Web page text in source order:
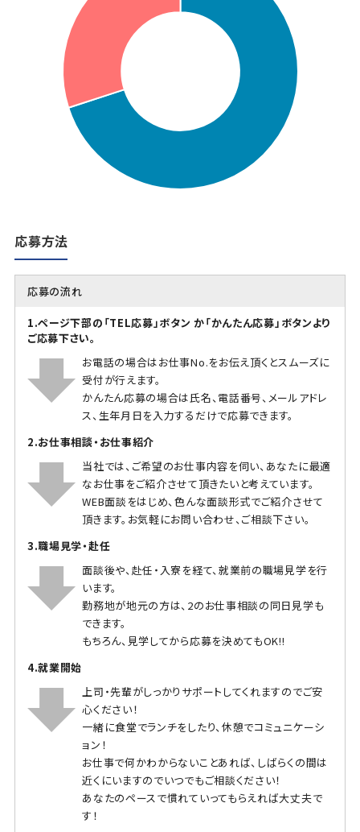
応募方法
応募の流れ
1.ページ下部の「TEL応募」ボタン か「かんたん応募」ボタンより
ご応募下さい。
お電話の場合はお仕事No.をお伝え頂くとスムーズに
受付が行えます。
かんたん応募の場合は氏名、電話番号、メールアドレ
ス、生年月日を入力するだけで応募できます。
2.お仕事相談・お仕事紹介
当社では、ご希望のお仕事内容を伺い、あなたに最適
なお仕事をご紹介させて頂きたいと考えています。
WEB面談をはじめ、色んな面談形式でご紹介させて
頂きます。お気軽にお問い合わせ、ご相談下さい。
3.職場見学・赴任
面談後や、赴任・入寮を経て、就業前の職場見学を行
います。
勤務地が地元の方は、2のお仕事相談の同日見学も
できます。
もちろん、見学してから応募を決めてもOK!!
4.就業開始
上司・先輩がしっかりサポートしてくれますのでご安
心ください！
一緒に食堂でランチをしたり、休憩でコミュニケーシ
ョン！
お仕事で何かわからないことあれば、しばらくの間は
近くにいますのでいつでもご相談ください！
あなたのペースで慣れていってもらえれば大丈夫で
す！